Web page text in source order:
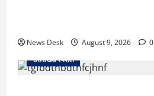
News Desk August 9, 2026
0
उत्तराखंड स्पेशल